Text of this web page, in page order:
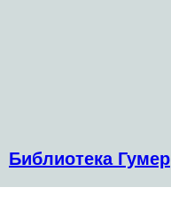
Библиотека Гумер